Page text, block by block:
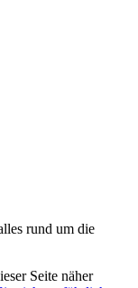
rund um die
Seite näher